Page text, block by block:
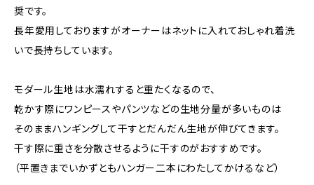
奨です。
長年愛用しておりますがオーナーはネットに入れておしゃれ着洗
いで長持ちしています。
モダール生地は水濡れすると重たくなるので、
乾かす際にワンピースやパンツなどの生地分量が多いものは
そのままハンギングして干すとだんだん生地が伸びてきます。
干す際に重さを分散させるように干すのがおすすめです。
（平置きまでいかずともハンガー二本にわたしてかけるなど）